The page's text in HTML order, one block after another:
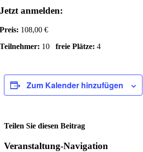
Jetzt anmelden:
Preis: 108,00 €
Teilnehmer: 10freie Plätze: 4
Zum Kalender hinzufügen
Teilen Sie diesen Beitrag
Facebook
Veranstaltung-Navigation